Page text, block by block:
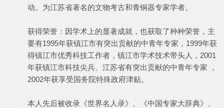
动。为江苏省著名的文物考古和青铜器专家学者。
获得荣誉：因学术上的显著成就，也获取了种种荣誉，主
要有1995年获镇江市有突出贡献的中青年专家，1999年获
得镇江市优秀科技工作者，镇江市学术技术带头人，2001
年获镇江市科技尖兵、江苏省有突出贡献的中青年专家 ，
2002年获享受国务院特殊政府津贴。
本人先后被收录《世界名人录》、《中国专家大辞典》、